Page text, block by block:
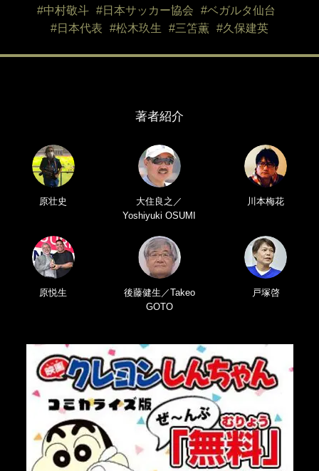
#中村敬斗
#日本サッカー協会
#ベガルタ仙台
#日本代表
#松木玖生 #三笘薫 #久保建英
著者紹介
原壮史
大住良之／
Yoshiyuki OSUMI
川本梅花
原悦生
後藤健生／Takeo
GOTO
戸塚啓